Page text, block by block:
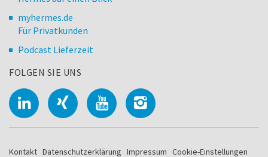
myhermes.de
Für Privatkunden
Podcast Lieferzeit
FOLGEN SIE UNS
Kontakt Datenschutzerklärung Impressum Cookie-Einstellungen